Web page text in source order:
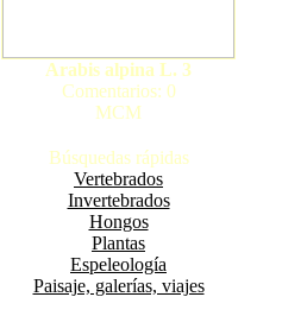
Arabis alpina L. 3
Comentarios: 0
MCM
Búsquedas rápidas
Vertebrados
Invertebrados
Hongos
Plantas
Espeleología
Paisaje, galerías, viajes